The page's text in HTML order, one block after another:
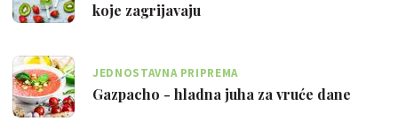
koje zagrijavaju
JEDNOSTAVNA PRIPREMA
Gazpacho - hladna juha za vruće dane